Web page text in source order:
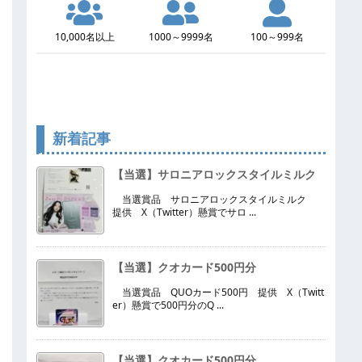
10,000名以上 1000～9999名 100～999名
新着記事
【当選】サロニアロックスタイルミルク
当選賞品 サロニアロックスタイルミルク
提供 X（Twitter）懸賞でサロ ...
【当選】クオカード500円分
当選賞品 QUOカード500円 提供 X（Twitt
er）懸賞で500円分のQ ...